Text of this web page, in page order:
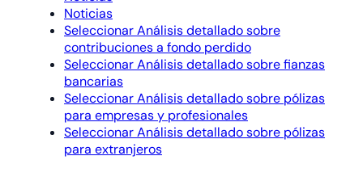
Noticias
Seleccionar Análisis detallado sobre
contribuciones a fondo perdido
Seleccionar Análisis detallado sobre fianzas
bancarias
Seleccionar Análisis detallado sobre pólizas
para empresas y profesionales
Seleccionar Análisis detallado sobre pólizas
para extranjeros